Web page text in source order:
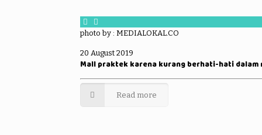
photo by : MEDIALOKAL.CO
20 August 2019
Mall praktek karena kurang berhati-hati dalam
Read more